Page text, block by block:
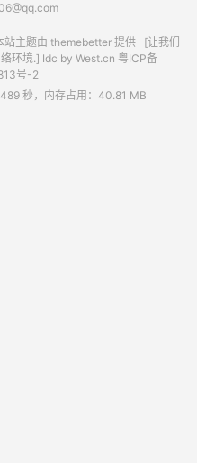
站主题由 themebetter提供 [让我们
环境.] Idc by West.cn 粤ICP备
号-2
秒，内存占用：40.81 MB